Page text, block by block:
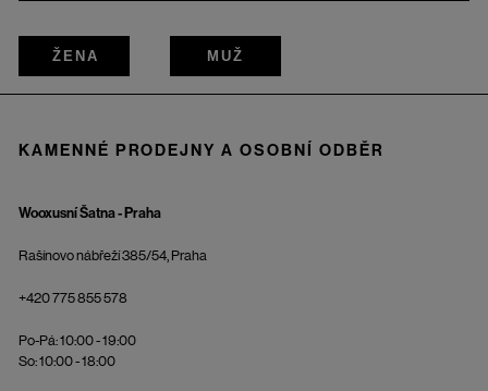
ŽENA MUŽ
KAMENNÉ PRODEJNY A OSOBNÍ ODBĚR
Wooxusní Šatna - Praha
Rašínovo nábřeží 385/54, Praha
+420 775 855 578
Po-Pá: 10:00 - 19:00
So: 10:00 - 18:00